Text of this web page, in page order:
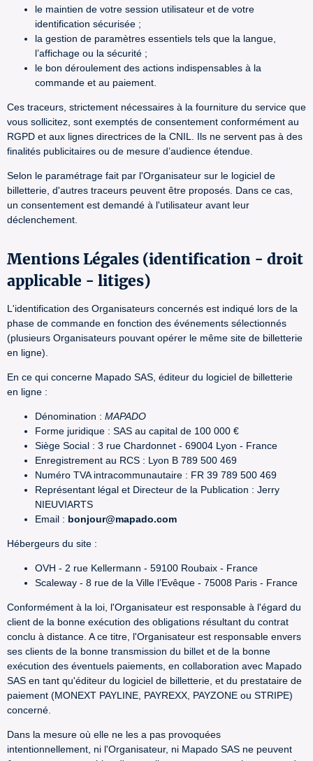
le maintien de votre session utilisateur et de votre
identification sécurisée ;
la gestion de paramètres essentiels tels que la langue,
l’affichage ou la sécurité ;
le bon déroulement des actions indispensables à la
commande et au paiement.
Ces traceurs, strictement nécessaires à la fourniture du service que
vous sollicitez, sont exemptés de consentement conformément au
RGPD et aux lignes directrices de la CNIL. Ils ne servent pas à des
finalités publicitaires ou de mesure d’audience étendue.
Selon le paramétrage fait par l'Organisateur sur le logiciel de
billetterie, d'autres traceurs peuvent être proposés. Dans ce cas,
un consentement est demandé à l'utilisateur avant leur
déclenchement.
Mentions Légales (identification - droit
applicable - litiges)
L'identification des Organisateurs concernés est indiqué lors de la
phase de commande en fonction des événements sélectionnés
(plusieurs Organisateurs pouvant opérer le même site de billetterie
en ligne).
En ce qui concerne Mapado SAS, éditeur du logiciel de billetterie
en ligne :
Dénomination : MAPADO
Forme juridique : SAS au capital de 100 000 €
Siège Social : 3 rue Chardonnet - 69004 Lyon - France
Enregistrement au RCS : Lyon B 789 500 469
Numéro TVA intracommunautaire : FR 39 789 500 469
Représentant légal et Directeur de la Publication : Jerry
NIEUVIARTS
Email : bonjour@mapado.com
Hébergeurs du site :
OVH - 2 rue Kellermann - 59100 Roubaix - France
Scaleway - 8 rue de la Ville l’Evêque - 75008 Paris - France
Conformément à la loi, l'Organisateur est responsable à l'égard du
client de la bonne exécution des obligations résultant du contrat
conclu à distance. A ce titre, l'Organisateur est responsable envers
ses clients de la bonne transmission du billet et de la bonne
exécution des éventuels paiements, en collaboration avec Mapado
SAS en tant qu'éditeur du logiciel de billetterie, et du prestataire de
paiement (MONEXT PAYLINE, PAYREXX, PAYZONE ou STRIPE)
concerné.
Dans la mesure où elle ne les a pas provoquées
intentionnellement, ni l'Organisateur, ni Mapado SAS ne peuvent